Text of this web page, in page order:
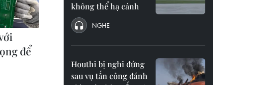
không thể hạ cánh
NGHE
Houthi bị nghi đứng
sau vụ tấn công đánh